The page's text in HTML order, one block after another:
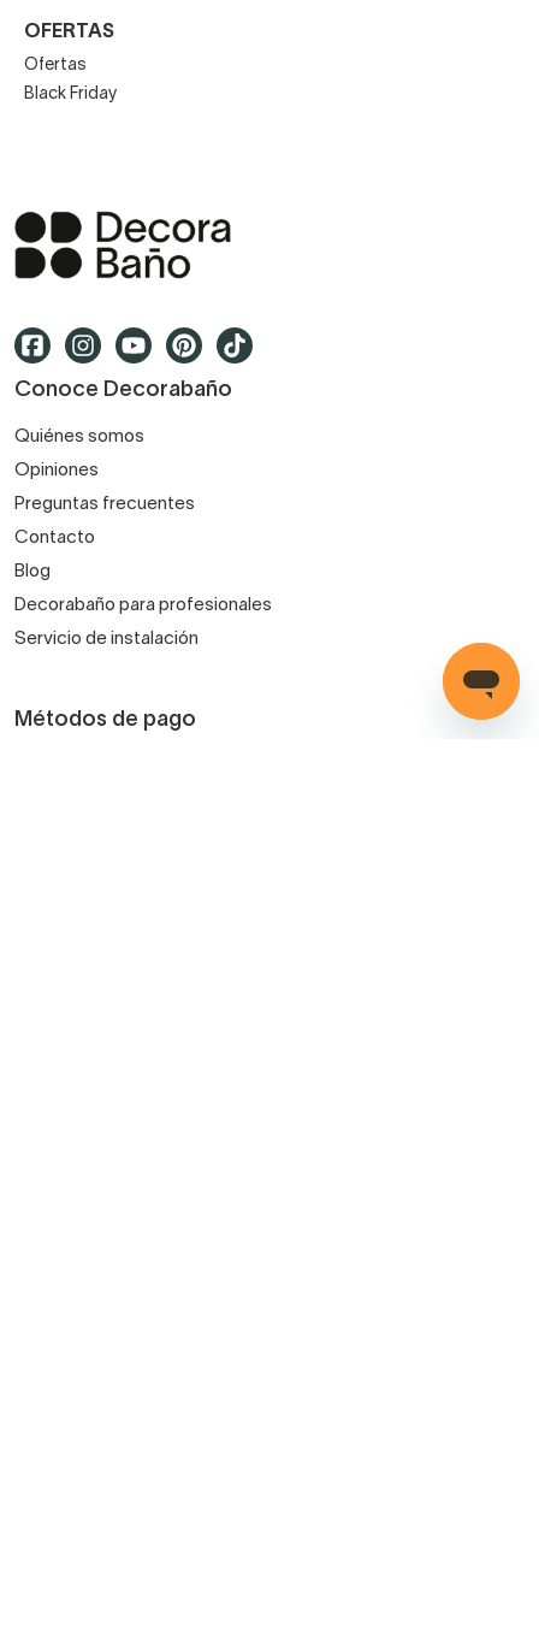
OFERTAS
Ofertas
Black Friday
Conoce Decorabaño
Quiénes somos
Opiniones
Preguntas frecuentes
Contacto
Blog
Decorabaño para profesionales
Servicio de instalación
Métodos de pago